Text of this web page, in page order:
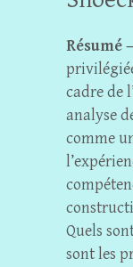
Résumé
cadre de
analyse
comme
Quels
sont les